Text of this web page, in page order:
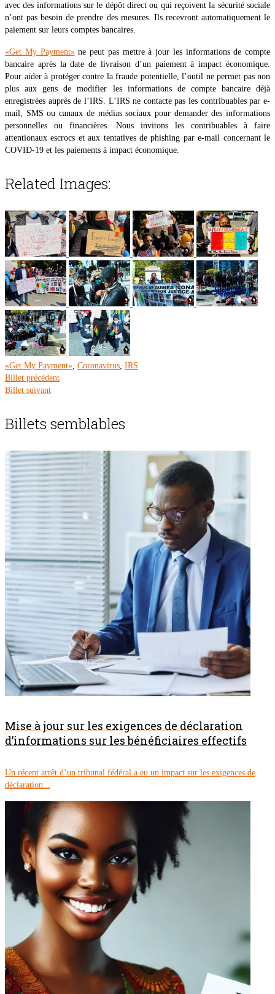
avec des informations sur le dépôt direct ou qui reçoivent la sécurité sociale
n’ont pas besoin de prendre des mesures. Ils recevront automatiquement le
paiement sur leurs comptes bancaires.
«Get My Payment»ne peut pas mettre à jour les informations de compte
bancaire après la date de livraison d’un paiement à impact économique.
Pour aider à protéger contre la fraude potentielle, l’outil ne permet pas non
plus aux gens de modifier les informations de compte bancaire déjà
enregistrées auprès de l’IRS. L’IRS ne contacte pas les contribuables par e-
mail, SMS ou canaux de médias sociaux pour demander des informations
personnelles ou financières. Nous invitons les contribuables à faire
attentionaux escrocs et aux tentatives de phishing par e-mail concernant le
COVID-19 et les paiements à impact économique.
Related Images:
«Get My Payment», Coronavirus, IRS
Billet précédent
Billet suivant
Billets semblables
Mise à jour sur les exigences de déclaration
d’informations sur les bénéficiaires effectifs
Un récent arrêt d’un tribunal fédéral a eu un impact sur les exigences de
déclaration...